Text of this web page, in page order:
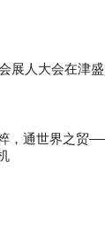
展人大会在津
，通世界之贸